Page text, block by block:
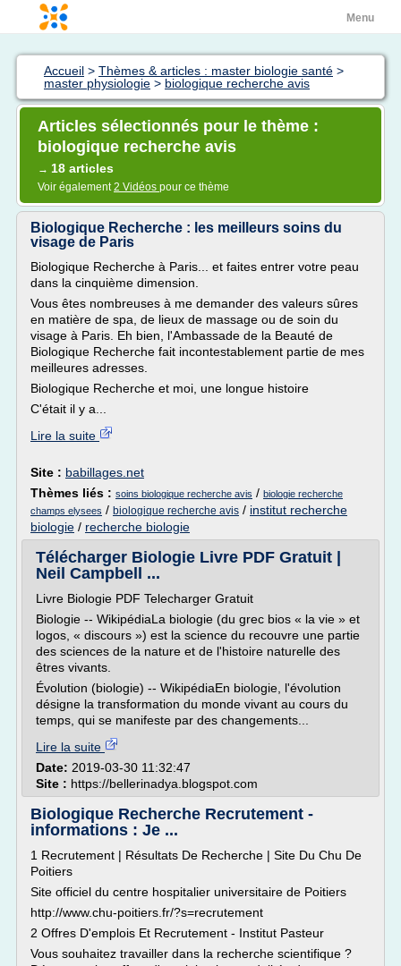
Menu
Accueil > Thèmes & articles : master biologie santé >
master physiologie > biologique recherche avis
Articles sélectionnés pour le thème :
biologique recherche avis
→ 18 articles
Voir également2 Vidéos pour ce thème
Biologique Recherche : les meilleurs soins du
visage de Paris
Biologique Recherche à Paris... et faites entrer votre peau
dans la cinquième dimension.
Vous êtes nombreuses à me demander des valeurs sûres
en matière de spa, de lieux de massage ou de soin du
visage à Paris. Eh bien, l'Ambassade de la Beauté de
Biologique Recherche fait incontestablement partie de mes
meilleures adresses.
Biologique Recherche et moi, une longue histoire
C'était il y a...
Lire la suite
Site : babillages.net
Thèmes liés : soins biologique recherche avis / biologie recherche
champs elysees / biologique recherche avis / institut recherche
biologie / recherche biologie
Télécharger Biologie Livre PDF Gratuit |
Neil Campbell ...
Livre Biologie PDF Telecharger Gratuit
Biologie -- WikipédiaLa biologie (du grec bios « la vie » et
logos, « discours ») est la science du recouvre une partie
des sciences de la nature et de l'histoire naturelle des
êtres vivants.
Évolution (biologie) -- WikipédiaEn biologie, l'évolution
désigne la transformation du monde vivant au cours du
temps, qui se manifeste par des changements...
Lire la suite
Date: 2019-03-30 11:32:47
Site : https://bellerinadya.blogspot.com
Biologique Recherche Recrutement -
informations : Je ...
1 Recrutement | Résultats De Recherche | Site Du Chu De
Poitiers
Site officiel du centre hospitalier universitaire de Poitiers
http://www.chu-poitiers.fr/?s=recrutement
2 Offres D'emplois Et Recrutement - Institut Pasteur
Vous souhaitez travailler dans la recherche scientifique ?